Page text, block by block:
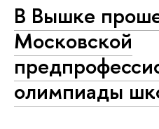
В Вышке
Московской
олимпиады